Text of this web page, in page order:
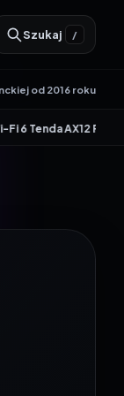
Szukaj /
od 2016 roku
dołącza do akcji